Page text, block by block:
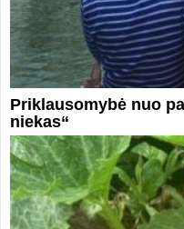
Priklausomybė nuo
niekas“